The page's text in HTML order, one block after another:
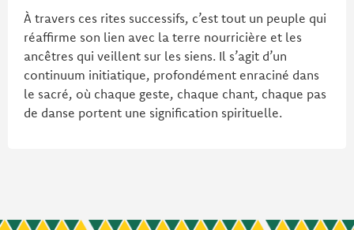
À travers ces rites successifs, c’est tout un peuple qui
réaffirme son lien avec la terre nourricière et les
ancêtres qui veillent sur les siens. Il s’agit d’un
continuum initiatique, profondément enraciné dans
le sacré, où chaque geste, chaque chant, chaque pas
de danse portent une signification spirituelle.